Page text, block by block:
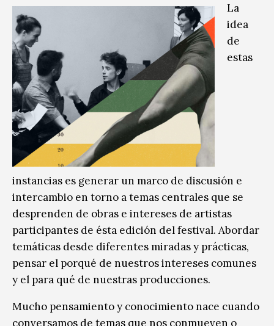
La
idea
de
estas
instancias es generar un marco de discusión e
intercambio en torno a temas centrales que se
desprenden de obras e intereses de artistas
participantes de ésta edición del festival. Abordar
temáticas desde diferentes miradas y prácticas,
pensar el porqué de nuestros intereses comunes
y el para qué de nuestras producciones.
Mucho pensamiento y conocimiento nace cuando
conversamos de temas que nos conmueven o